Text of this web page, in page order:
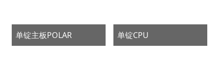
单锭主板POLAR 单锭CPU